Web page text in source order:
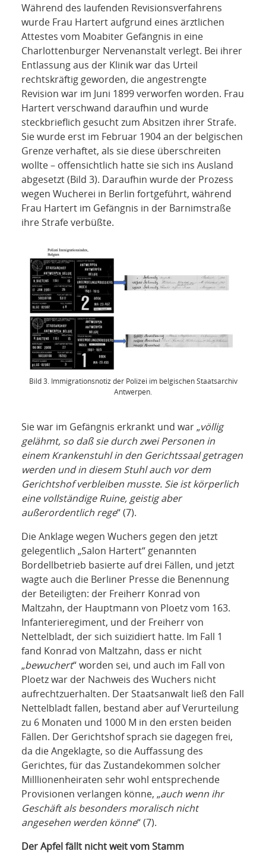
Während des laufenden Revisionsverfahrens
wurde Frau Hartert aufgrund eines ärztlichen
Attestes vom Moabiter Gefängnis in eine
Charlottenburger Nervenanstalt verlegt. Bei ihrer
Entlassung aus der Klinik war das Urteil
rechtskräftig geworden, die angestrengte
Revision war im Juni 1899 verworfen worden. Frau
Hartert verschwand daraufhin und wurde
steckbrieflich gesucht zum Absitzen ihrer Strafe.
Sie wurde erst im Februar 1904 an der belgischen
Grenze verhaftet, als sie diese überschreiten
wollte – offensichtlich hatte sie sich ins Ausland
abgesetzt (Bild 3). Daraufhin wurde der Prozess
wegen Wucherei in Berlin fortgeführt, während
Frau Hartert im Gefängnis in der Barnimstraße
ihre Strafe verbüßte.
Bild 3. Immigrationsnotiz der Polizei im belgischen Staatsarchiv
Antwerpen.
Sie war im Gefängnis erkrankt und war „völlig
gelähmt, so daß sie durch zwei Personen in
einem Krankenstuhl in den Gerichtssaal getragen
werden und in diesem Stuhl auch vor dem
Gerichtshof verbleiben musste. Sie ist körperlich
eine vollständige Ruine, geistig aber
außerordentlich rege“ (7).
Die Anklage wegen Wuchers gegen den jetzt
gelegentlich „Salon Hartert“ genannten
Bordellbetrieb basierte auf drei Fällen, und jetzt
wagte auch die Berliner Presse die Benennung
der Beteiligten: der Freiherr Konrad von
Maltzahn, der Hauptmann von Ploetz vom 163.
Infanterieregiment, und der Freiherr von
Nettelbladt, der sich suizidiert hatte. Im Fall 1
fand Konrad von Maltzahn, dass er nicht
„bewuchert“ worden sei, und auch im Fall von
Ploetz war der Nachweis des Wuchers nicht
aufrechtzuerhalten. Der Staatsanwalt ließ den Fall
Nettelbladt fallen, bestand aber auf Verurteilung
zu 6 Monaten und 1000 M in den ersten beiden
Fällen. Der Gerichtshof sprach sie dagegen frei,
da die Angeklagte, so die Auffassung des
Gerichtes, für das Zustandekommen solcher
Milllionenheiraten sehr wohl entsprechende
Provisionen verlangen könne, „auch wenn ihr
Geschäft als besonders moralisch nicht
angesehen werden könne“ (7).
Der Apfel fällt nicht weit vom Stamm